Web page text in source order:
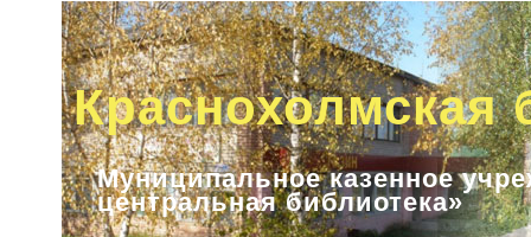
Краснохолмская
Муниципальное казенное
центральная библиотека»